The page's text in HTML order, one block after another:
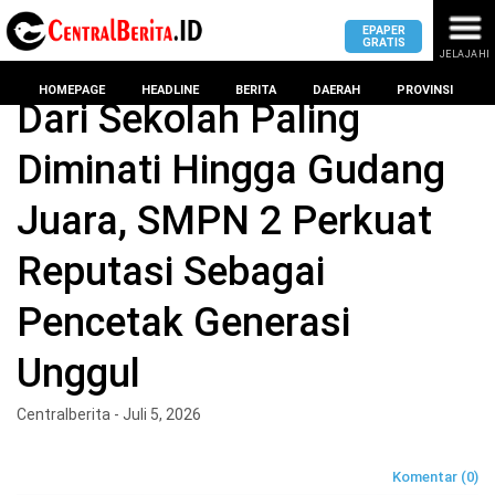
MASUK
KOTA
BANDAR
METRO
DPRD
PROVINSI
DPRD
KOTA
LAMPUNG
SUMSEL
BANTEN
EPAPER
GRATIS
JELAJAHI
HOMEPAGE HEADLINE BERITA DAERAH PROVINSI
Dari Sekolah Paling
Diminati Hingga Gudang
Juara, SMPN 2 Perkuat
Reputasi Sebagai
Pencetak Generasi
Unggul
Centralberita - Juli 5, 2026
Komentar (0)